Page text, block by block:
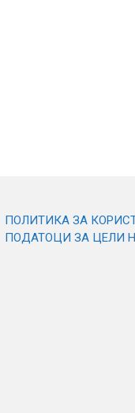
ПОЛИТИКА ЗА
ПОДАТОЦИ ЗА ЦЕЛИ